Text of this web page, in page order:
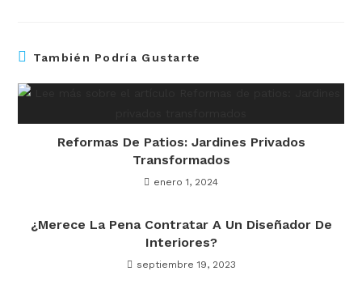
También Podría Gustarte
Reformas De Patios: Jardines Privados
Transformados
enero 1, 2024
¿Merece La Pena Contratar A Un Diseñador De
Interiores?
septiembre 19, 2023